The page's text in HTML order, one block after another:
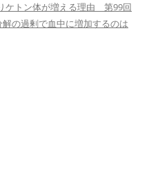
ケトン体が増える理由 第99回
の過剰で血中に増加するのは